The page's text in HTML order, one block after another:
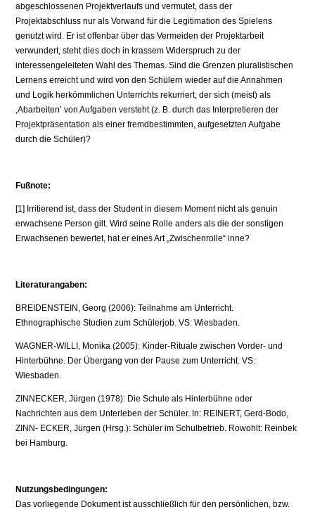
abgeschlossenen Projektverlaufs und vermutet, dass der
Projektabschluss nur als Vorwand für die Legitimation des Spielens
genutzt wird. Er ist offenbar über das Vermeiden der Projektarbeit
verwundert, steht dies doch in krassem Widerspruch zu der
interessengeleiteten Wahl des Themas. Sind die Grenzen pluralistischen
Lernens erreicht und wird von den Schülern wieder auf die Annahmen
und Logik herkömmlichen Unterrichts rekurriert, der sich (meist) als
‚Abarbeiten’ von Aufgaben versteht (z. B. durch das Interpretieren der
Projektpräsentation als einer fremdbestimmten, aufgesetzten Aufgabe
durch die Schüler)?
Fußnote:
[1] Irritierend ist, dass der Student in diesem Moment nicht als genuin
erwachsene Person gilt. Wird seine Rolle anders als die der sonstigen
Erwachsenen bewertet, hat er eines Art „Zwischenrolle“ inne?
Literaturangaben:
BREIDENSTEIN, Georg (2006): Teilnahme am Unterricht.
Ethnographische Studien zum Schülerjob. VS: Wiesbaden.
WAGNER-WILLI, Monika (2005): Kinder-Rituale zwischen Vorder- und
Hinterbühne. Der Übergang von der Pause zum Unterricht. VS:
Wiesbaden.
ZINNECKER, Jürgen (1978): Die Schule als Hinterbühne oder
Nachrichten aus dem Unterleben der Schüler. In: REINERT, Gerd-Bodo,
ZINN- ECKER, Jürgen (Hrsg.): Schüler im Schulbetrieb. Rowohlt: Reinbek
bei Hamburg.
Nutzungsbedingungen:
Das vorliegende Dokument ist ausschließlich für den persönlichen, bzw.